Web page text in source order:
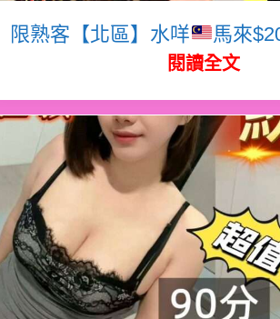
限熟客【北區】水咩 馬來
閱讀全文